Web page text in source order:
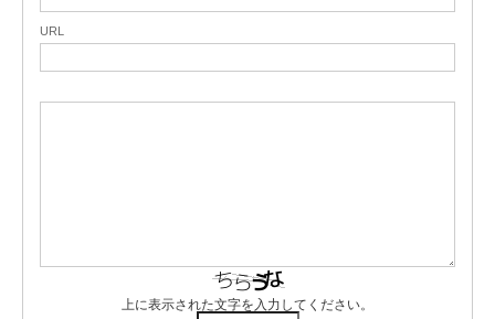
URL
上に表示された文字を入力してください。